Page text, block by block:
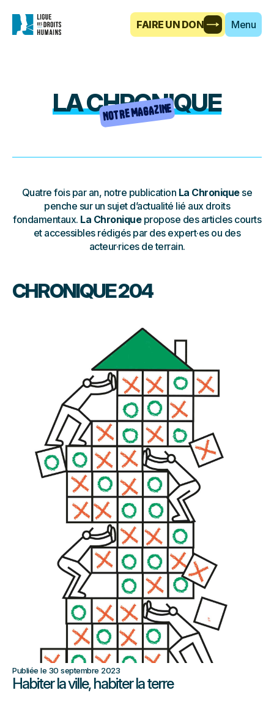
FAIRE UN DON Menu
LA CHRONIQUE
NOTRE MAGAZINE
Quatre fois par an, notre publication La Chroniquese
penche sur un sujet d’actualité lié aux droits
fondamentaux. La Chroniquepropose des articles courts
et accessibles rédigés par des expert·es ou des
acteur·rices de terrain.
CHRONIQUE 204
Publiée le 30 septembre 2023
Habiter la ville, habiter la terre